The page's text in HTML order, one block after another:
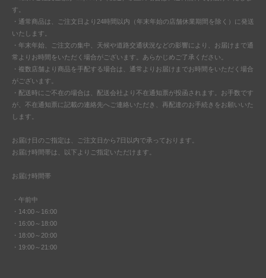
す。
・通常商品は、ご注文日より24時間以内（年末年始の店舗休業期間を除く）に発送
いたします。
・年末年始、ご注文の集中、天候や道路交通状況などの影響により、お届けまで通
常よりお時間をいただく場合がございます。あらかじめご了承ください。
・複数店舗より商品を手配する場合は、通常よりお届けまでお時間をいただく場合
がございます。
・配送時にご不在の場合は、配送会社より不在通知票が投函されます。お手数です
が、不在通知票に記載の連絡先へご連絡いただき、再配達のお手続きをお願いいた
します。
お届け日のご指定は、ご注文日から7日以内で承っております。
お届け時間帯は、以下よりご指定いただけます。
お届け時間帯
・午前中
・14:00～16:00
・16:00～18:00
・18:00～20:00
・19:00～21:00